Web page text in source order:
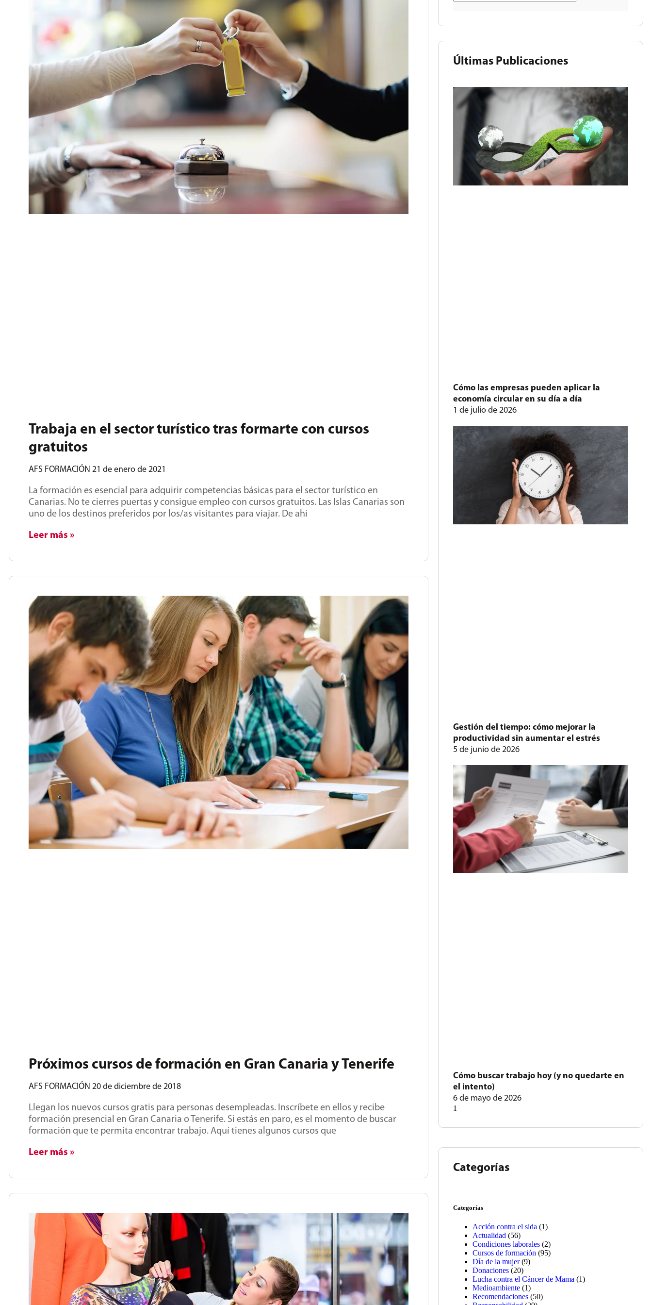
Trabaja en el sector turístico tras formarte con cursos
gratuitos
AFS FORMACIÓN 21 de enero de 2021
La formación es esencial para adquirir competencias básicas para el sector turístico en
Canarias. No te cierres puertas y consigue empleo con cursos gratuitos. Las Islas Canarias son
uno de los destinos preferidos por los/as visitantes para viajar. De ahí
Leer más »
Próximos cursos de formación en Gran Canaria y Tenerife
AFS FORMACIÓN 20 de diciembre de 2018
Llegan los nuevos cursos gratis para personas desempleadas. Inscríbete en ellos y recibe
formación presencial en Gran Canaria o Tenerife. Si estás en paro, es el momento de buscar
formación que te permita encontrar trabajo. Aquí tienes algunos cursos que
Leer más »
Últimas Publicaciones
Cómo las empresas pueden aplicar la
economía circular en su día a día
1 de julio de 2026
Gestión del tiempo: cómo mejorar la
productividad sin aumentar el estrés
5 de junio de 2026
Cómo buscar trabajo hoy (y no quedarte en
el intento)
6 de mayo de 2026
Categorías
Categorías
Acción contra el sida (1)
Actualidad (56)
Condiciones laborales (2)
Cursos de formación (95)
Día de la mujer(9)
Donaciones (20)
Lucha contra el Cáncer de Mama (1)
Medioambiente (1)
Recomendaciones (50)